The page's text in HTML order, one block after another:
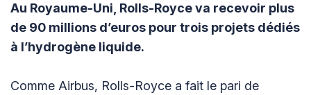
Au Royaume-Uni, Rolls-Royce va recevoir plus
de 90 millions d’euros pour trois projets dédiés
à l’hydrogène liquide.
Comme Airbus, Rolls-Royce a fait le pari de